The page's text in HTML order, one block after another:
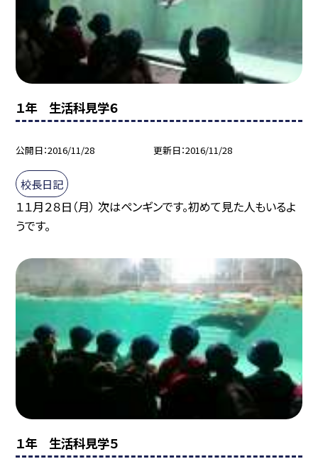
１年 生活科見学６
公開日 2016/11/28 更新日 2016/11/28
校長日記
１１月２８日（月） 次はペンギンです。初めて見た人もいるよ
うです。
１年 生活科見学５